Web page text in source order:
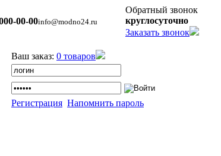
00-00info@modno24.ru
Обратный звонок
круглосуточно
Заказать звонок
Ваш заказ: 0 товаров
Регистрация Напомнить пароль